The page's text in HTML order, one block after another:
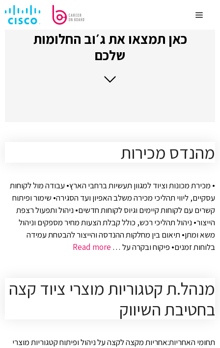
לתוכןMenu
כאן תמצאו את ג׳וב החלומות
שלכם
מהנדס מכירות
• מכירת מכונות וציוד למגוון תעשיות ברחבי הארץ• עבודה מול לקוחות
עסקיים, ליווי תהליכי מכירה משלב האפיון ועד הסגירה• שימור ופיתוח
קשרים עם לקוחות קיימים וגיוס לקוחות חדשים• ניהול ותפעול רצפת
הייצור• ניהול תהליכי רכש, כולל קבלת הצעות מחיר מספקים וניהול
משא ומתן• תיאום בין מחלקות ההנדסה והייצור להבטחת עמידה
בלוחות זמנים• פיקוח ובקרה על … Read more
מנהל.ת קטגוריות מוצרי ציוד קצה
בחטיבת השיווק
תחומי האחריות:אחריות מקצה לקצה על ניהול ופיתוח קטגוריות מוצרי